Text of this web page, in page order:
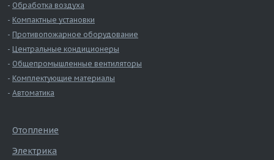
Обработка воздуха
Компактные установки
Противопожарное оборудование
Центральные кондиционеры
Общепромышленные вентиляторы
Комплектующие материалы
Автоматика
Отопление
Электрика